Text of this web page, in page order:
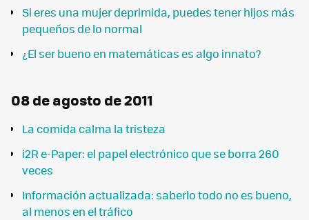
Si eres una mujer deprimida, puedes tener hijos más
pequeños de lo normal
¿El ser bueno en matemáticas es algo innato?
08 de agosto de 2011
La comida calma la tristeza
i2R e-Paper: el papel electrónico que se borra 260
veces
Información actualizada: saberlo todo no es bueno,
al menos en el tráfico